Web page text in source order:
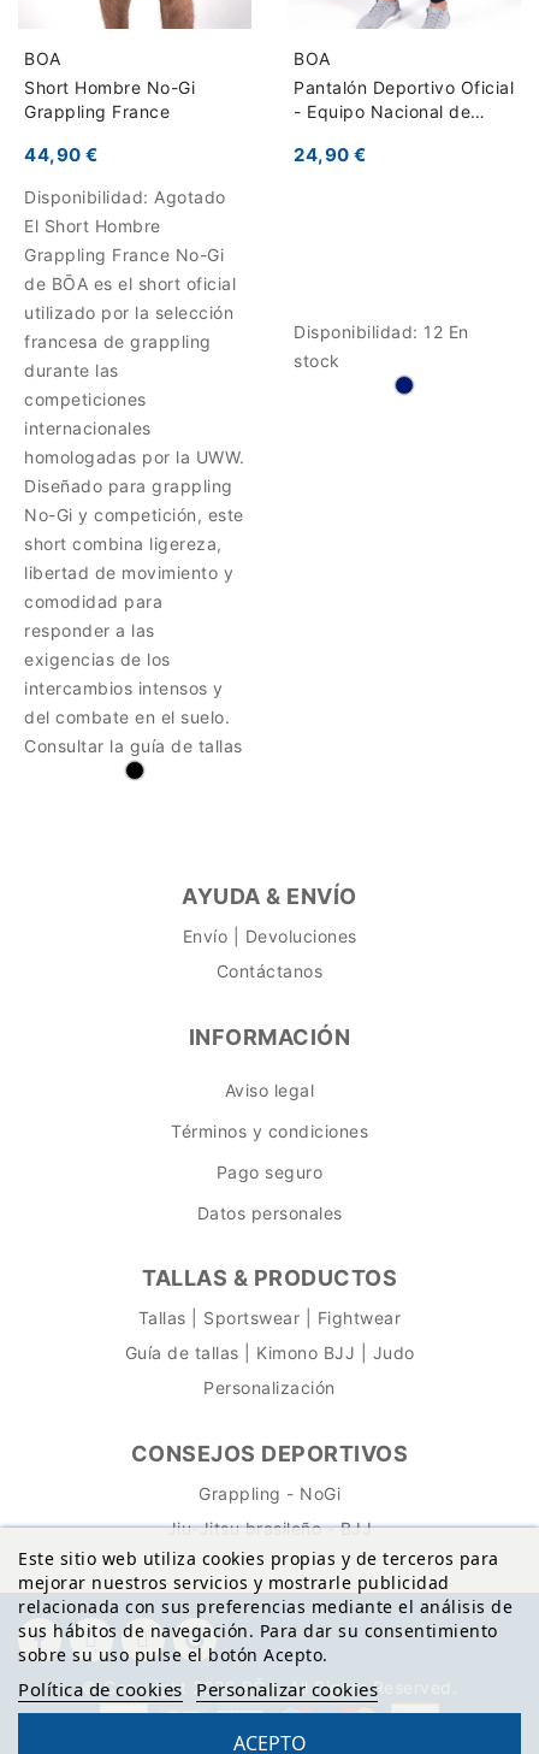
BOA
Short Hombre No-Gi
Grappling France
44,90 €
Disponibilidad: Agotado
El Short Hombre
Grappling France No-Gi
de BŌA es el short oficial
utilizado por la selección
francesa de grappling
durante las
competiciones
internacionales
homologadas por la UWW.
Diseñado para grappling
No-Gi y competición, este
short combina ligereza,
libertad de movimiento y
comodidad para
responder a las
exigencias de los
intercambios intensos y
del combate en el suelo.
Consultar la guía de tallas
BOA
Pantalón Deportivo Oficial
- Equipo Nacional de
24,90 €
Disponibilidad: 12 En
stock
AYUDA & ENVÍO
Envío | Devoluciones
Contáctanos
INFORMACIÓN
Aviso legal
Términos y condiciones
Pago seguro
Datos personales
TALLAS & PRODUCTOS
Tallas | Sportswear | Fightwear
Guía de tallas | Kimono BJJ | Judo
Personalización
CONSEJOS DEPORTIVOS
Grappling - NoGi
Jiu-Jitsu brasileño - BJJ
Este sitio web utiliza cookies propias y de terceros para
mejorar nuestros servicios y mostrarle publicidad
relacionada con sus preferencias mediante el análisis de
sus hábitos de navegación. Para dar su consentimiento
sobre su uso pulse el botón Acepto.
Política de cookies Personalizar cookies
ACEPTO
© Copyright 2026 BŌA. All Rights Reserved.